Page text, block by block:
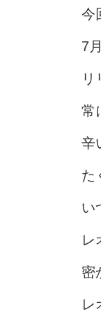
今
7
リ
常
辛
た
い
レ
密
レ